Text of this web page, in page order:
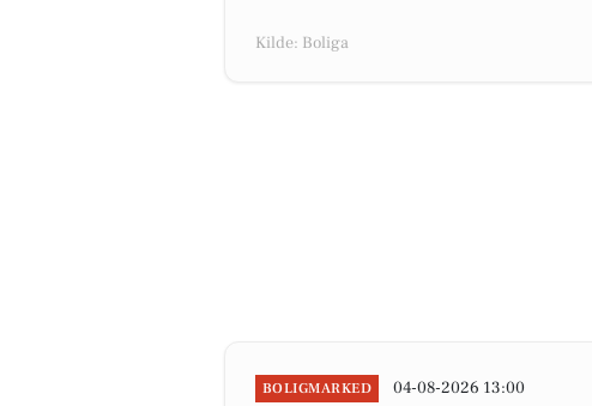
Kilde: Boliga
BOLIGMARKED 04-08-2026 13:00